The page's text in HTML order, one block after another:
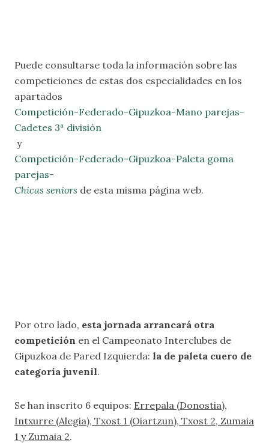
Puede consultarse toda la información sobre las
competiciones de estas dos especialidades en los
apartados
Competición-Federado-Gipuzkoa-Mano parejas-
Cadetes 3ª división
y
Competición-Federado-Gipuzkoa-Paleta goma
parejas-
Chicas seniors de esta misma página web.
Por otro lado, esta jornada arrancará otra
competición en el Campeonato Interclubes de
Gipuzkoa de Pared Izquierda: la de paleta cuero de
categoría juvenil.
Se han inscrito 6 equipos: Errepala (Donostia),
Intxurre (Alegia), Txost 1 (Oiartzun), Txost 2, Zumaia
1 y Zumaia 2.